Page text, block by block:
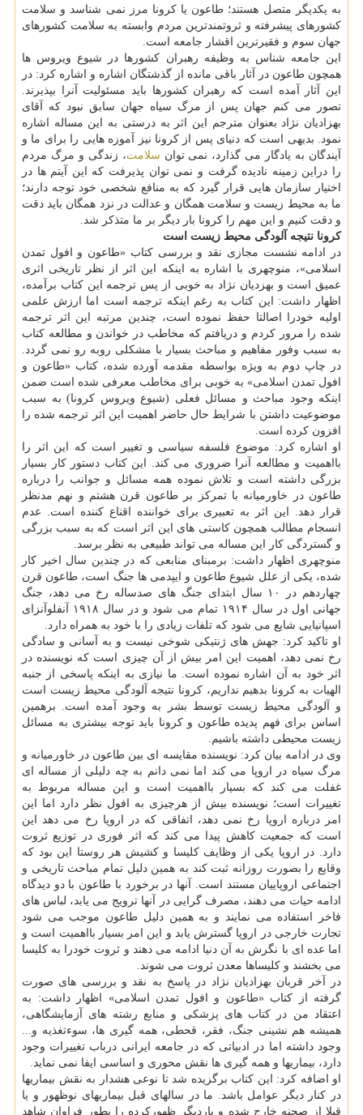
به یکدیگر متصل هستند؛ طاعون یا کرونا مرز نمی شناسد و سلامت
کشورهای پیشرفته و ثروتمندترین مردم وابسته به سلامت کشورهای
جهان سوم و فقیرترین اقشار جامعه است.
این جامعه شناس به وظیفه رهبران کشورها در شیوع ویروس ها
همچون طاعون در آثار باقی مانده از گذشتگان اشاره و اشاره کرد: در
این آثار آمده است که رهبران کشورها باید مسئولیت آنرا بپذیرند.
تصور می کنم جهان پس از مرگ سیاه جهان سابق نبود که آقای
بهزادیان نژاد بعنوان مترجم این اثر به درستی به این مساله اشاره
نمود. بدیهی است که دنیای پس از کرونا نیز آموزه هایی را برای ما و
آیندگان به یادگار می گذارد، نمی توان سلامت، زندگی و مرگ مردم
را دراین زمینه نادیده گرفت و نمی توان پذیرفت که این آیتم ها در
اختیار سازمان هایی قرار گیرد که به منافع شخصی خود توجه دارند؛
ما به محیط زیست و سلامت همگان و عدالت در نزد همگان باید دقت
و دقت کنیم و این مهم را کرونا بار دیگر بر ما متذکر شد.
کرونا نتیجه آلودگی محیط زیست است
در ادامه نشست مجازی نقد و بررسی کتاب «طاعون و افول تمدن
اسلامی»، منوچهری با اشاره به اینکه این اثر از نظر تاریخی اثری
عمیق است و بهزدیان نژاد به خوبی از پس ترجمه این کتاب برآمده،
اظهار داشت: این کتاب به رغم اینکه ترجمه است اما ارزش علمی
اولیه خودرا اصالتا حفظ نموده است، چندین مرتبه این اثر ترجمه
شده را مرور کردم و دریافتم که مخاطب در خواندن و مطالعه کتاب
به سبب وفور مفاهیم و مباحث بسیار با مشکلی روبه رو نمی گردد.
در چاپ دوم به ویژه بواسطه مقدمه آورده شده، کتاب «طاعون و
افول تمدن اسلامی» به خوبی برای مخاطب معرفی شده است ضمن
اینکه وجود مباحث و مسائل فعلی (شیوع ویروس کرونا) به سبب
موضوعیت داشتن با شرایط حال حاضر اهمیت این اثر ترجمه شده را
افزون کرده است.
او اشاره کرد: موضوع فلسفه سیاسی و تغییر است که این اثر را
بااهمیت و مطالعه آنرا ضروری می کند. این کتاب دستور کار بسیار
بزرگی داشته است و تلاش نموده همه مسائل و جوانب را درباره
طاعون در خاورمیانه با تمرکز بر طاعون قرن هشتم و نهم مدنظر
قرار دهد. این اثر به تعبیری برای خواننده اقناع کننده است. عدم
انسجام مطالب همچون کاستی های این اثر است که به سبب بزرگی
و گستردگی کار این مساله می تواند طبیعی به نظر برسد.
منوچهری اظهار داشت: برمبنای منابعی که در چندین سال اخیر کار
شده، یکی از علل شیوع طاعون و ایپدمی ها جنگ است، طاعون قرن
چهاردهم در ۱۰ سال ابتدای جنگ های صدساله رخ می دهد، جنگ
جهانی اول در سال ۱۹۱۴ تمام می شود و در سال ۱۹۱۸ آنفلوآنزای
اسپانیایی شایع می شود که تلفات زیادی را با خود به همراه دارد.
او تاکید کرد: جهش های ژنتیکی شوخی نیست و به آسانی و سادگی
رخ نمی دهد، اهمیت این امر بیش از آن چیزی است که نویسنده در
اثر خود به آن اشاره نموده است. ما نیازی به اینکه پاسخی از جنبه
الهیات به کرونا بدهیم نداریم، کرونا نتیجه آلودگی محیط زیست است
و آلودگی محیط زیست توسط بشر به وجود آمده است. برهمین
اساس برای فهم پدیده طاعون و کرونا باید توجه بیشتری به مسائل
زیست محیطی داشته باشیم.
وی در ادامه بیان کرد: نویسنده مقایسه ای بین طاعون در خاورمیانه و
مرگ سیاه در اروپا می کند اما نمی دانم به چه دلیلی از مساله ای
غفلت می کند که بسیار بااهمیت است و این مساله مربوط به
تغییرات است؛ نویسنده بیش از هرچیزی به افول نظر دارد اما این
امر درباره اروپا رخ نمی دهد، اتفاقی که در اروپا رخ می دهد این
است که جمعیت کاهش پیدا می کند که اثر فوری در توزیع ثروت
دارد. در اروپا یکی از وظایف کلیسا و کشیش هر روستا این بود که
وقایع را بصورت روزانه ثبت کند به همین دلیل تمام مباحث تاریخی و
اجتماعی اروپاییان مستند است. آنها در برخورد با طاعون با دو دیدگاه
ادامه حیات می دهند، مصرف گرایی در آنها ترویج می یابد، لباس های
فاخر استفاده می نمایند و به همین دلیل طاعون موجب می شود
تجارت خارجی در اروپا گسترش یابد و این امر بسیار بااهمیت است و
اما عده ای با نگرش به آن دنیا ادامه می دهند و ثروت خودرا به کلیسا
می بخشند و کلیساها معدن ثروت می شوند.
در آخر قربان بهزادیان نژاد در پاسخ به نقد و بررسی های صورت
گرفته از کتاب «طاعون و افول تمدن اسلامی» اظهار داشت: به
اعتقاد من در کتاب های پزشکی و منابع رشته های آزمایشگاهی،
همیشه هم نشینی جنگ، فقر، قحطی، همه گیری ها، سوءتغذیه و...
وجود داشته اما در ادبیاتی که در جامعه ایرانی درباب تغییرات وجود
دارد، بیماریها و همه گیری ها نقش محوری و اساسی ایفا نمی نماید.
او اضافه کرد: این کتاب برگزیده شد تا نوعی هشدار به نقش بیماریها
در کنار دیگر عوامل باشد. ما در سالهای قبل بیماریهای نوظهور و یا
قبلا از صحنه خارج شده و باردیگر ظهورکرده را بطور فراوان شاهد